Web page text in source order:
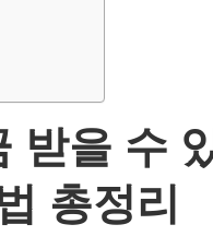
받을 수
총정리